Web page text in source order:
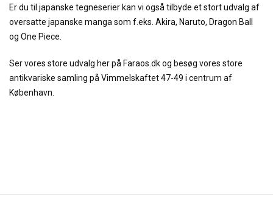
Er du til japanske tegneserier kan vi også tilbyde et stort udvalg af
oversatte japanske manga som f.eks. Akira, Naruto, Dragon Ball
og One Piece.
Ser vores store udvalg her på Faraos.dk og besøg vores store
antikvariske samling på Vimmelskaftet 47-49 i centrum af
København.